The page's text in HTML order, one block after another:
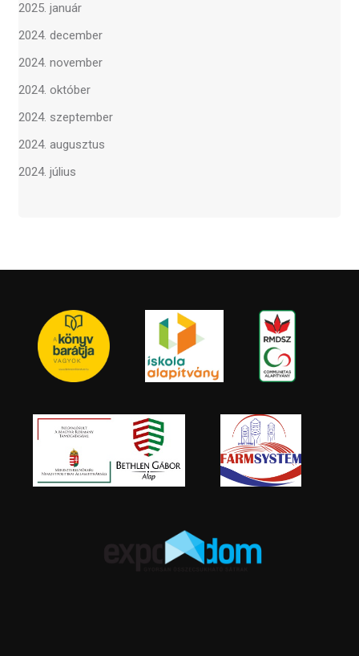
2025. január
2024. december
2024. november
2024. október
2024. szeptember
2024. augusztus
2024. július